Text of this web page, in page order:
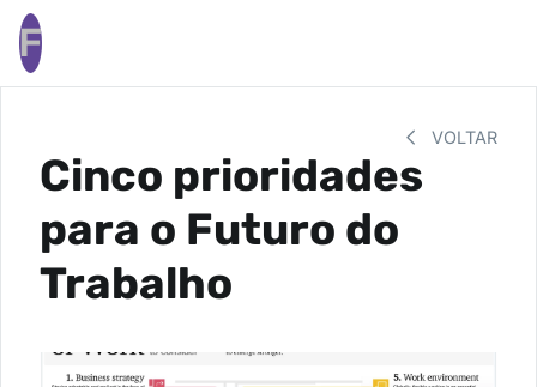
F
VOLTAR
Cinco prioridades
para o Futuro do
Trabalho